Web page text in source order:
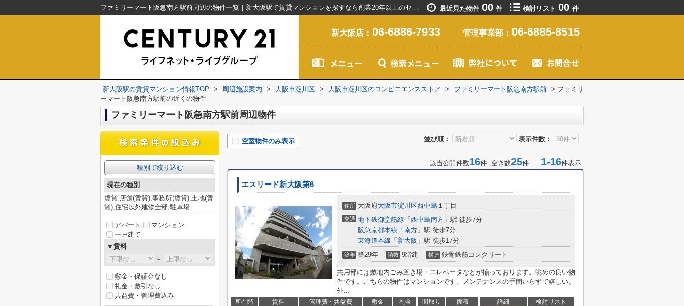
ファミリーマート阪急南方駅前周辺の物件一覧｜新大阪駅で賃貸マンションを探すなら創業20年以上のセンチュリー21ライフネット・ライブグループ 最近見た物件 00 件 検討リスト 00 件
新大阪店： 06-6886-7933 管理事業部： 06-6885-8515
新大阪駅の賃貸マンション情報TOP > 周辺施設案内 > 大阪市淀川区 > 大阪市淀川区のコンビニエンスストア > ファミリーマート阪急南方駅前 > ファミリ
ーマート阪急南方駅前の近くの物件
ファミリーマート阪急南方駅前周辺物件
並び順： 表示件数：
空室物件のみ表示
該当公開件数16件 空き数25件 1-16件表示
エスリード新大阪第6
住所 大阪府大阪市淀川区西中島 １丁目
交通 地下鉄御堂筋線 「 西中島南方 」駅 徒歩7分
阪急京都本線 「 南方 」駅 徒歩7分
東海道本線 「 新大阪 」駅 徒歩17分
築年 築29年 階数 9階建 構造 鉄骨鉄筋コンクリート
共用部には敷地内ごみ置き場・エレベータなどが揃っております。眺めの良い物
件です。こちらの物件はマンションです。メンテナンスの手間いらずで嬉しい、
外...
所在階 賃料 管理費・共益費 敷金 礼金 間取り 面積 詳細
検討リスト
種別で絞り込む
現在の種別
賃貸,店舗(賃貸),事務所(賃貸),土地(賃
貸),住宅以外建物全部,駐車場
アパート
マンション
一戸建て
▼賃料
～
敷金・保証金なし
礼金・敷引なし
共益費・管理費込み